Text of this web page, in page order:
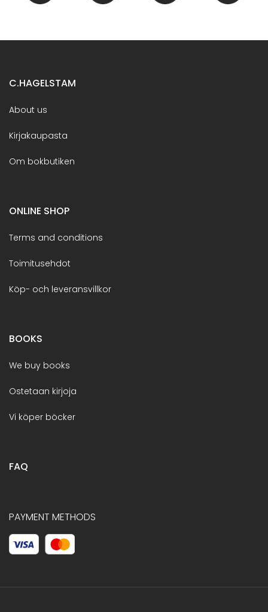
C.HAGELSTAM
About us
Kirjakaupasta
Om bokbutiken
ONLINE SHOP
Terms and conditions
Toimitusehdot
Köp- och leveransvillkor
BOOKS
We buy books
Ostetaan kirjoja
Vi köper böcker
FAQ
PAYMENT METHODS